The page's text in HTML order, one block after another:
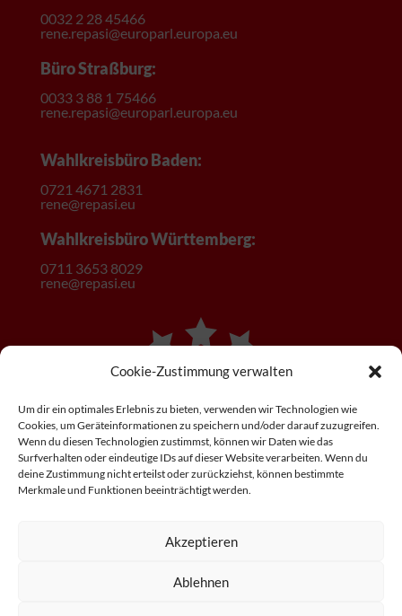
Cookie-Zustimmung verwalten
Um dir ein optimales Erlebnis zu bieten, verwenden wir Technologien wie
Cookies, um Geräteinformationen zu speichern und/oder darauf zuzugreifen.
Wenn du diesen Technologien zustimmst, können wir Daten wie das
Surfverhalten oder eindeutige IDs auf dieser Website verarbeiten. Wenn du
deine Zustimmung nicht erteilst oder zurückziehst, können bestimmte
Merkmale und Funktionen beeinträchtigt werden.
Akzeptieren
Ablehnen
0032 2 28 45466
rene.repasi@europarl.europa.eu
Büro Straßburg:
0033 3 88 1 75466
rene.repasi@europarl.europa.eu
Wahlkreisbüro Baden:
0721 4671 2831
rene@repasi.eu
Wahlkreisbüro Württemberg:
0711 3653 8029
rene@repasi.eu